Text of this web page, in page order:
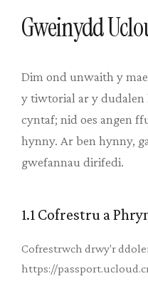
Gweinydd
Dim ond unwaith y
y tiwtorial ar y
cyntaf; nid oes angen
hynny. Ar ben hynny,
gwefannau dirifedi.
1.1 Cofrestru a
Cofrestrwch drwy'r
https://